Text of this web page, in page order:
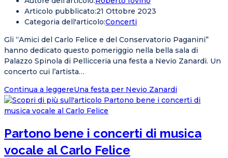
Articolo pubblicato:21 Ottobre 2023
Categoria dell'articolo:Concerti
Gli “Amici del Carlo Felice e del Conservatorio Paganini”
hanno dedicato questo pomeriggio nella bella sala di
Palazzo Spinola di Pellicceria una festa a Nevio Zanardi. Un
concerto cui l’artista…
Continua a leggereUna festa per Nevio Zanardi
Partono bene i concerti di musica
vocale al Carlo Felice